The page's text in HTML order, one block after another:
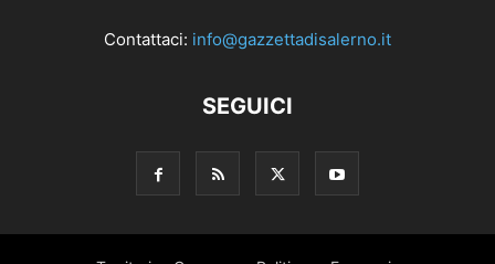
Contattaci: info@gazzettadisalerno.it
SEGUICI